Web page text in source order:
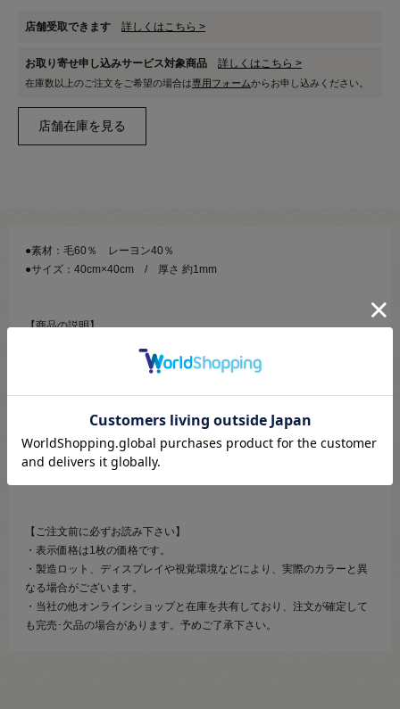
店舗受取できます 詳しくはこちら >
お取り寄せ申し込みサービス対象商品 詳しくはこちら >
在庫数以上のご注文をご希望の場合は専用フォームからお申し込みください。
●素材：毛60％ レーヨン40％
●サイズ：40cm×40cm / 厚さ 約1mm
【商品の説明】
小物作り、マスコット作りに最適です。
・水濡れ、摩擦には特にご注意下さい。
・収縮、色落ちの可能性がありますので、水洗いは避けて下さい。お洗
濯する場合は、必ずドライクリーニングして下さい。
【ご注文前に必ずお読み下さい】
・表示価格は1枚の価格です。
・製造ロット、ディスプレイや視覚環境などにより、実際のカラーと異
なる場合がございます。
・当社の他オンラインショップと在庫を共有しており、注文が確定して
も完売･欠品の場合があります。予めご了承下さい。